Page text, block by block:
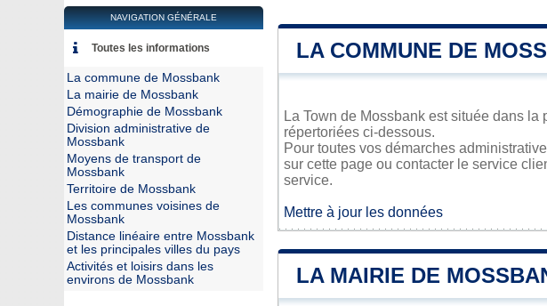
LA COMMUNE DE
La Town de Mossbank est située dans
répertoriées ci-dessous.
Pour toutes vos démarches
sur cette page ou contacter le service
service.
Mettre à jour les données
LA MAIRIE DE
NAVIGATION GÉNÉRALE
Toutes les informations
La commune de Mossbank
La mairie de Mossbank
Démographie de Mossbank
Division administrative de
Mossbank
Moyens de transport de
Mossbank
Territoire de Mossbank
Les communes voisines de
Mossbank
Distance linéaire entre Mossbank
et les principales villes du pays
Activités et loisirs dans les
environs de Mossbank